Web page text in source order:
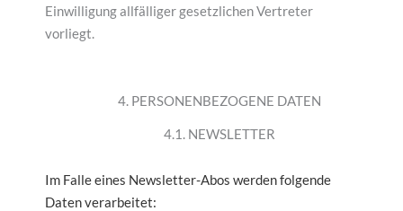
Einwilligung allfälliger gesetzlichen Vertreter
vorliegt.
4. PERSONENBEZOGENE DATEN
4.1. NEWSLETTER
Im Falle eines Newsletter-Abos werden folgende
Daten verarbeitet: